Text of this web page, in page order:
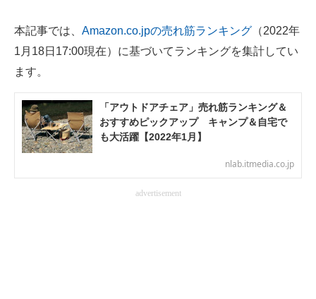
IT製品の技術・比較・事例
製造業のIT導入・活用を支援
モノづくり技術者専門サイト
エレクトロニクス専門サイト
電子設計の基本と応用
エネルギーの専門メディア
本記事では、 Amazon.co.jpの売れ筋ランキング （2022年
1月18日17:00現在）に基づいてランキングを集計してい
ます。
「アウトドアチェア」売れ筋ランキング＆
おすすめピックアップ キャンプ＆自宅で
も大活躍【2022年1月】
nlab.itmedia.co.jp
advertisement